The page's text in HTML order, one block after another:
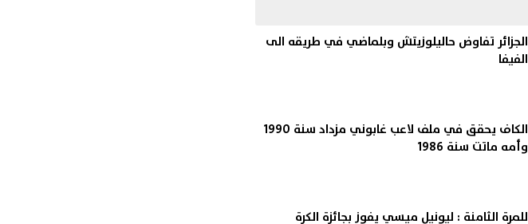
الجزائر تفاوض حاليلوزيتش وبلماضي في طريقه الى
الفيفا
الكاف يحقق في ملف لاعب غابوني مزداد سنة 1990
وأمه ماتت سنة 1986
للمرة الثامنة : ليونيل ميسي يفوز بجائزة الكرة